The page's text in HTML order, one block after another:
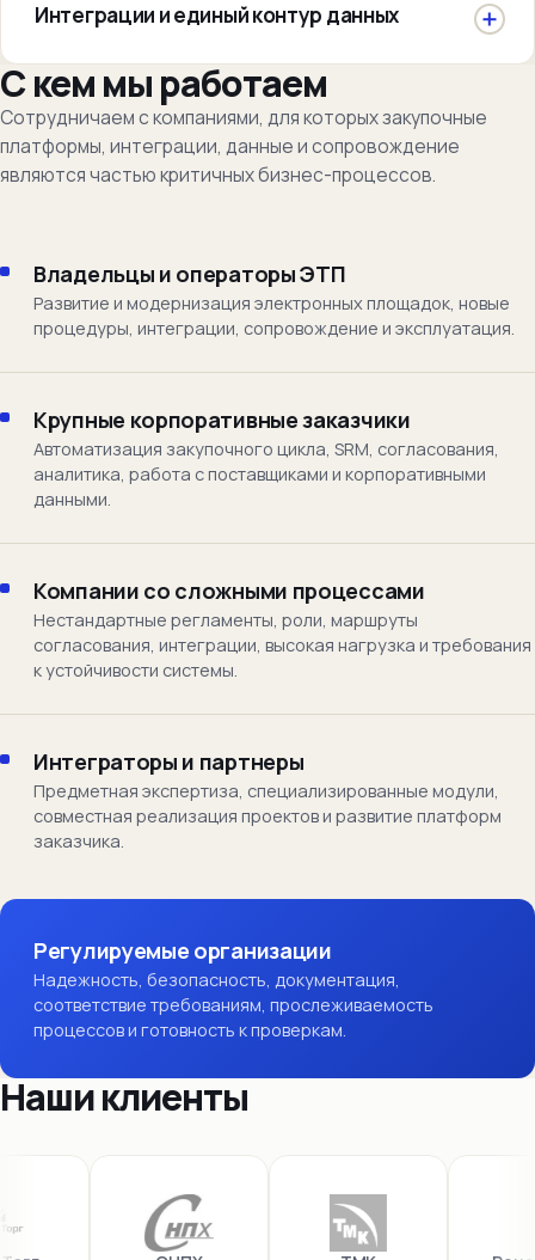
Интеграции и единый контур данных
С кем мы работаем
Сотрудничаем с компаниями, для которых закупочные
платформы, интеграции, данные и сопровождение
являются частью критичных бизнес-процессов.
Владельцы и операторы ЭТП
Развитие и модернизация электронных площадок, новые
процедуры, интеграции, сопровождение и эксплуатация.
Крупные корпоративные заказчики
Автоматизация закупочного цикла, SRM, согласования,
аналитика, работа с поставщиками и корпоративными
данными.
Компании со сложными процессами
Нестандартные регламенты, роли, маршруты
согласования, интеграции, высокая нагрузка и требования
к устойчивости системы.
Интеграторы и партнеры
Предметная экспертиза, специализированные модули,
совместная реализация проектов и развитие платформ
заказчика.
Регулируемые организации
Надежность, безопасность, документация,
соответствие требованиям, прослеживаемость
процессов и готовность к проверкам.
Наши клиенты